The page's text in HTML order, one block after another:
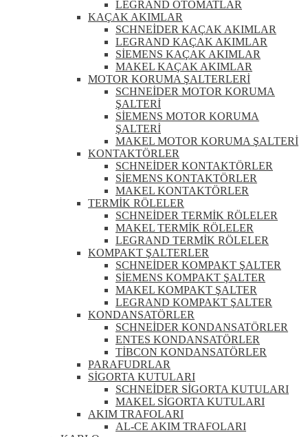
LEGRAND OTOMATLAR
KAÇAK AKIMLAR
SCHNEİDER KAÇAK AKIMLAR
LEGRAND KAÇAK AKIMLAR
SİEMENS KAÇAK AKIMLAR
MAKEL KAÇAK AKIMLAR
MOTOR KORUMA ŞALTERLERİ
SCHNEİDER MOTOR KORUMA
ŞALTERİ
SİEMENS MOTOR KORUMA
ŞALTERİ
MAKEL MOTOR KORUMA ŞALTERİ
KONTAKTÖRLER
SCHNEİDER KONTAKTÖRLER
SİEMENS KONTAKTÖRLER
MAKEL KONTAKTÖRLER
TERMİK RÖLELER
SCHNEİDER TERMİK RÖLELER
MAKEL TERMİK RÖLELER
LEGRAND TERMİK RÖLELER
KOMPAKT ŞALTERLER
SCHNEİDER KOMPAKT ŞALTER
SİEMENS KOMPAKT ŞALTER
MAKEL KOMPAKT ŞALTER
LEGRAND KOMPAKT ŞALTER
KONDANSATÖRLER
SCHNEİDER KONDANSATÖRLER
ENTES KONDANSATÖRLER
TİBCON KONDANSATÖRLER
PARAFUDRLAR
SİGORTA KUTULARI
SCHNEİDER SİGORTA KUTULARI
MAKEL SİGORTA KUTULARI
AKIM TRAFOLARI
AL-CE AKIM TRAFOLARI